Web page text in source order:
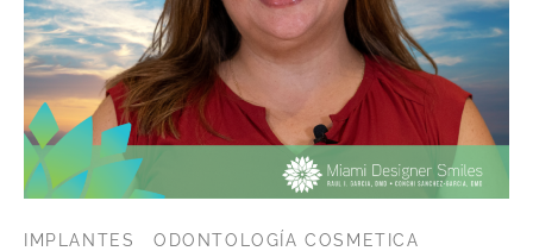
IMPLANTES ODONTOLOGÍA COSMETICA